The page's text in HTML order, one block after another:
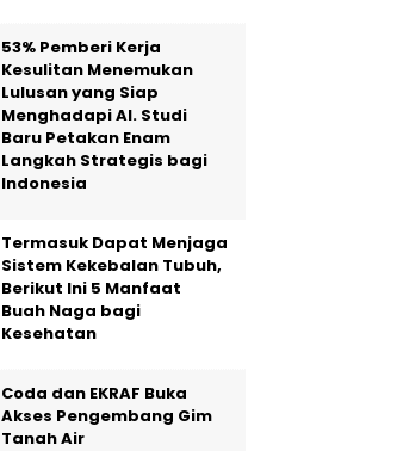
53% Pemberi Kerja
Kesulitan Menemukan
Lulusan yang Siap
Menghadapi AI. Studi
Baru Petakan Enam
Langkah Strategis bagi
Indonesia
Termasuk Dapat Menjaga
Sistem Kekebalan Tubuh,
Berikut Ini 5 Manfaat
Buah Naga bagi
Kesehatan
Coda dan EKRAF Buka
Akses Pengembang Gim
Tanah Air